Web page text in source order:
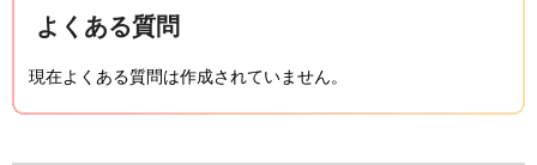
よくある質問
現在よくある質問は作成されていません。